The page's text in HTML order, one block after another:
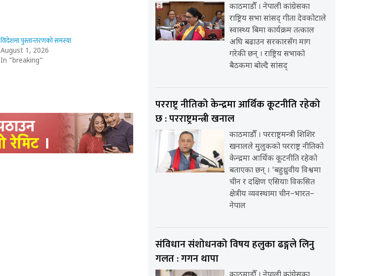
विदेशमा पुस्तान्तरणको समस्या
August 1, 2026
In "breaking"
काठमाडौँ । नेपाली कांग्रेसका
राष्ट्रिय सभा सांसद् गीता देवकोटाले
स्वास्थ्य बिमा कार्यक्रम तत्काल
अघि बढाउन सरकारसँग माग
गरेकी छन् । राष्ट्रिय सभाको
बैठकमा बोल्दै सांसद्
परराष्ट्र नीतिको केन्द्रमा आर्थिक कूटनीति रहेको
छ : परराष्ट्रमन्त्री खनाल
काठमाडौँ । परराष्ट्रमन्त्री शिशिर
खनालले मुलुकको परराष्ट्र नीतिको
केन्द्रमा आर्थिक कूटनीति रहेको
बताएका छन् । ‘बहुध्रुवीय विश्वमा
चीन र दक्षिण एसियाः विकसित
क्षेत्रीय व्यवस्थामा चीन–भारत–
नेपाल
संविधान संशोधनको विषय हलुका ढङ्गले लिनु
गलत : गगन थापा